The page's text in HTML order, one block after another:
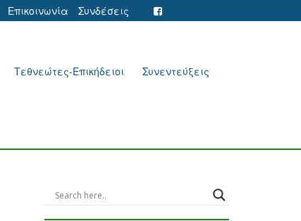
Επικοινωνία Συνδέσεις
Τεθνεώτες-Επικήδειοι Συνεντεύξεις